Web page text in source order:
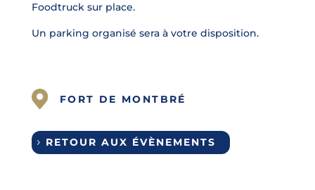
Foodtruck sur place.
Un parking organisé sera à votre disposition.
FORT DE MONTBRÉ
RETOUR AUX ÉVÈNEMENTS